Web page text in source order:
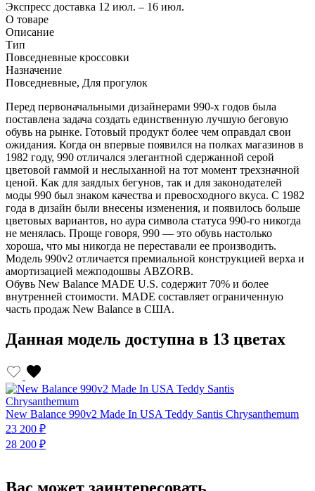
Экспресс доставка 12 июл. – 16 июл.
О товаре
Описание
Тип
Повседневные кроссовки
Назначение
Повседневные, Для прогулок
Перед первоначальными дизайнерами 990-х годов была
поставлена задача создать единственную лучшую беговую
обувь на рынке. Готовый продукт более чем оправдал свои
ожидания. Когда он впервые появился на полках магазинов в
1982 году, 990 отличался элегантной сдержанной серой
цветовой гаммой и неслыханной на тот момент трехзначной
ценой. Как для заядлых бегунов, так и для законодателей
моды 990 был знаком качества и превосходного вкуса. С 1982
года в дизайн были внесены изменения, и появилось больше
цветовых вариантов, но аура символа статуса 990-го никогда
не менялась. Проще говоря, 990 — это обувь настолько
хороша, что мы никогда не переставали ее производить.
Модель 990v2 отличается премиальной конструкцией верха и
амортизацией межподошвы ABZORB.
Обувь New Balance MADE U.S. содержит 70% и более
внутренней стоимости. MADE составляет ограниченную
часть продаж New Balance в США.
Данная модель доступна в 13 цветах
New Balance 990v2 Made In USA Teddy Santis Chrysanthemum
23 200 ₽
28 200 ₽